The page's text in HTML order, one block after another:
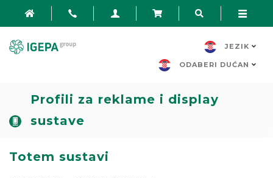
JEZIK
ODABERI DUĆAN
Profili za reklame i display
sustave
Totem sustavi